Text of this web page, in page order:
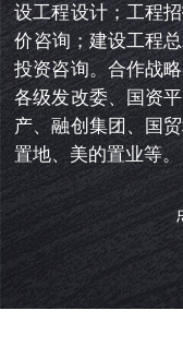
设工程设计；工程
价咨询；建设工程
投资咨询。合作战
各级发改委、国资
产、融创集团、国
置地、美的置业等。